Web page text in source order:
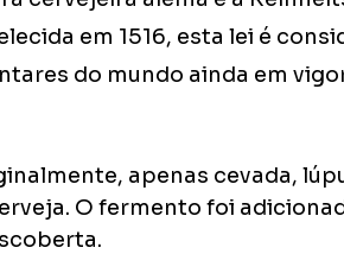
em 1516, esta lei é
do mundo ainda em
apenas cevada,
O fermento foi